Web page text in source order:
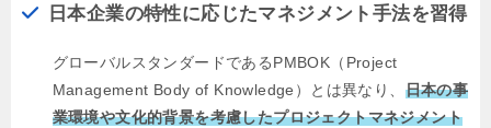
日本企業の特性に応じたマネジメント手法を習得
グローバルスタンダードであるPMBOK（Project
Management Body of Knowledge）とは異なり、 日本の事
業環境や文化的背景を考慮したプロジェクトマネジメント